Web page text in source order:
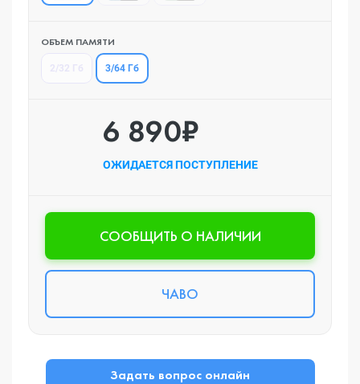
ОБЪЕМ ПАМЯТИ
3/64 Гб
6 890₽
ОЖИДАЕТСЯ ПОСТУПЛЕНИЕ
CООБЩИТЬ О НАЛИЧИИ
ЧАВО
Задать вопрос онлайн